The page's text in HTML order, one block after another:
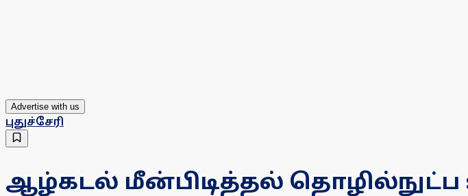
Advertise with us
புதுச்சேரி
ஆழ்கடல் மீன்பிடித்தல் தொழில்நுட்ப